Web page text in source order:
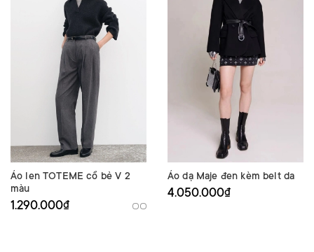
Áo len TOTEME cổ bẻ V 2
màu
1.290.000₫
Áo dạ Maje đen kèm belt da
4.050.000₫